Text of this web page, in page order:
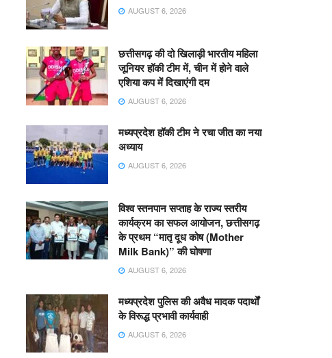
AUGUST 6, 2026
छत्तीसगढ़ की दो खिलाड़ी भारतीय महिला
जूनियर हॉकी टीम में, चीन में होने वाले
एशिया कप में दिखाएंगी दम
AUGUST 6, 2026
मध्यप्रदेश हॉकी टीम ने रचा जीत का नया
अध्याय
AUGUST 6, 2026
विश्व स्तनपान सप्ताह के राज्य स्तरीय
कार्यक्रम का सफल आयोजन, छत्तीसगढ़
के प्रथम “मातृ दूध कोष (Mother
Milk Bank)” की घोषणा
AUGUST 6, 2026
मध्यप्रदेश पुलिस की अवैध मादक पदार्थों
के विरूद्ध प्रभावी कार्यवाही
AUGUST 6, 2026